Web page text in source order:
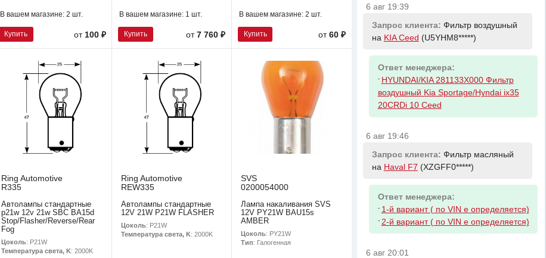
В вашем магазине: 2 шт.
Купить от 100 ₽
В вашем магазине: 1 шт.
Купить от7 760 ₽
В вашем магазине: 2 шт.
Купить от 60 ₽
Ring Automotive
R335
Автолампы стандартные
p21w 12v 21w SBC BA15d
Stop/Flasher/Reverse/Rear
Fog
Цоколь: P21W
Температура света, K: 2000K
Ring Automotive
REW335
Автолампы стандартные
12V 21W P21W FLASHER
Цоколь: P21W
Температура света, K: 2000K
SVS
0200054000
Лампа накаливания SVS
12V PY21W BAU15s
AMBER
Цоколь: PY21W
Тип: Галогенная
6 авг 19:39
Запрос клиента: Фильтр воздушный
на KIA Ceed (U5YHM8*****)
Ответ менеджера:
- HYUNDAI/KIA 281133X000 Фильтр
воздушный Kia Sportage/Hyndai ix35
20CRDi 10 Ceed
6 авг 19:46
Запрос клиента: Фильтр масляный
на Haval F7 (XZGFF0*****)
Ответ менеджера:
- 1-й вариант ( по VIN е определяется)
- 2-й вариант ( по VIN е определяется)
6 авг 20:01